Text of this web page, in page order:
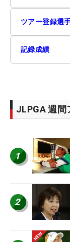
ツアー登録選
記録成績
JLPGA 週間
1
2